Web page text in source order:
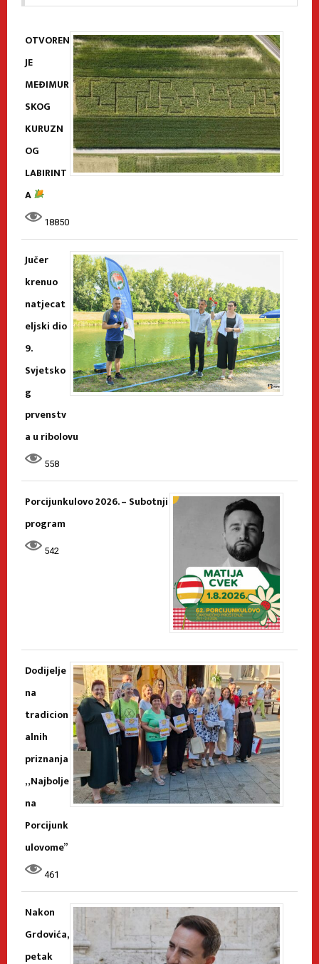
OTVOREN
JE
MEĐIMUR
SKOG
KURUZN
OG
LABIRINT
A
18850
Jučer
krenuo
natjecat
eljski dio
9.
Svjetsko
g
prvenstv
a u ribolovu
558
Porcijunkulovo 2026. – Subotnji
program
542
Dodijelje
na
tradicion
alnih
priznanja
„Najbolje
na
Porcijunk
ulovome”
461
Nakon
Grdovića,
petak